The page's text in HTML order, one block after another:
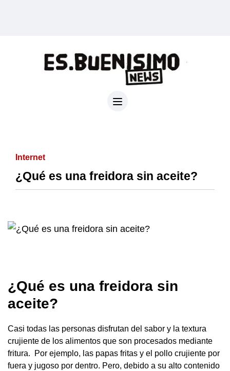
Internet
¿Qué es una freidora sin aceite?
¿Qué es una freidora sin
aceite?
Casi todas las personas disfrutan del sabor y la textura
crujiente de los alimentos que son procesados mediante
fritura. Por ejemplo, las papas fritas y el pollo crujiente por
fuera y jugoso por dentro. Pero, debido a su alto contenido